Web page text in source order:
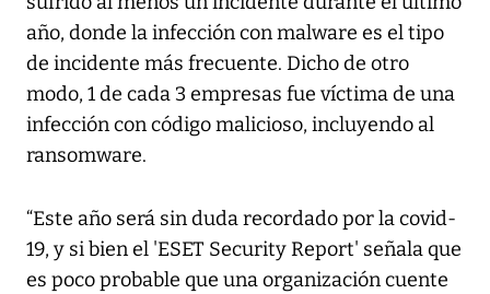
año, donde la infección con malware es el tipo
de incidente más frecuente. Dicho de otro
modo, 1 de cada 3 empresas fue víctima de una
infección con código malicioso, incluyendo al
ransomware.
“Este año será sin duda recordado por la covid-
19, y si bien el 'ESET Security Report' señala que
es poco probable que una organización cuente